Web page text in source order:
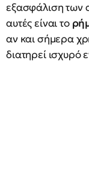
εξασφάλιση των
αυτές είναι το
αν και σήμερα
διατηρεί ισχυρό